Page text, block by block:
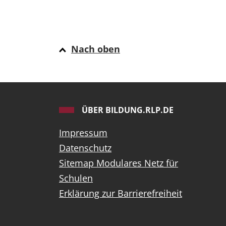
Nach oben
ÜBER BILDUNG.RLP.DE
Impressum
Datenschutz
Sitemap Modulares Netz für
Schulen
Erklärung zur Barrierefreiheit